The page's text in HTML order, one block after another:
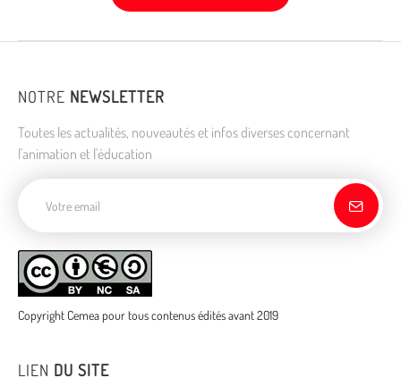
NOTRE NEWSLETTER
Toutes les actualités, nouveautés et infos diverses concernant
l'animation et l'éducation
Copyright Cemea pour tous contenus édités avant 2019
LIEN DU SITE